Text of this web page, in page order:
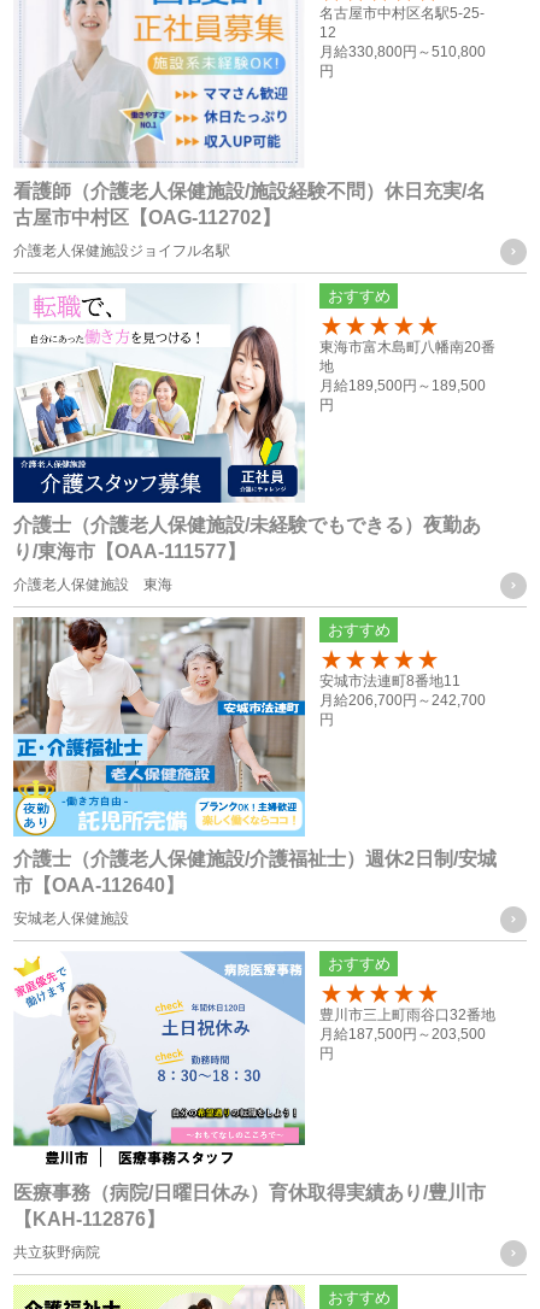
共同利用するものの範囲
・株式会社F.T.S
・株式会社フォーテック.プロ
共同利用する個人情報の項目及び利用目的
従業員員や登録スタッフの方の個人情報
・人事労務管理に関わる諸手続き（年金、労働保険等）を行
う際に、当社グループ各社の人事担当者がその目的の限りに
おいて使用するため
・ご家族等の氏名、住所、電話番号は、法令に基づく各種手
続きの他、本人に万一のことがあった際の緊急連絡先として
の使用の為
・当社グループ各社間における人員配置を検討する際の資料
とするため
応募者の方の個人情報
・採用活動における各種の告知や連絡（電話、メール、郵
送、ファックス送信等）のため
・採用応募者への当社グループ各社の事業やその職務等に関
する各種情報を提供するため
・採用応募者の管理及び本人確認を行うため
お取引様に関する個人情報
・当社グループ会社におけるサービスの提供、ご連絡、各種
打ち合わせのため
・各種お問合せ及びご要望事項への対応の為
共同利用する個人情報の取得方法
従業員や登録スタッフの方の個人情報
・入社時又は登録時にお預かりした履歴書や入社手続きに必
要なその他の書類、お問い合わせフォーム、メール、口頭
（電話等）、その他書面による取得
応募者の方への個人情報
・採用応募時に取得した履歴書、お問い合せフォーム、エン
トリーフォーム、口頭（電話等）による取得
・就職斡旋サイトや人材紹介会社からの通知による取得
看護師（介護老人保健施設/施設経験不問）休日充実/名
古屋市中村区【OAG-112702】
介護老人保健施設ジョイフル名駅
100
名古屋市中村区名駅5-25-
12
月給330,800円～510,800
円
介護士（介護老人保健施設/未経験でもできる）夜勤あ
り/東海市【OAA-111577】
介護老人保健施設 東海
おすすめ
100
東海市富木島町八幡南20番
地
月給189,500円～ 189,500
円
介護士（介護老人保健施設/介護福祉士）週休2日制/安城
市【OAA-112640】
安城老人保健施設
おすすめ
100
安城市法連町8番地11
月給206,700円～242,700
円
医療事務（病院/日曜日休み）育休取得実績あり/豊川市
【KAH-112876】
共立荻野病院
おすすめ
100
豊川市三上町雨谷口32番地
月給187,500円～203,500
円
おすすめ